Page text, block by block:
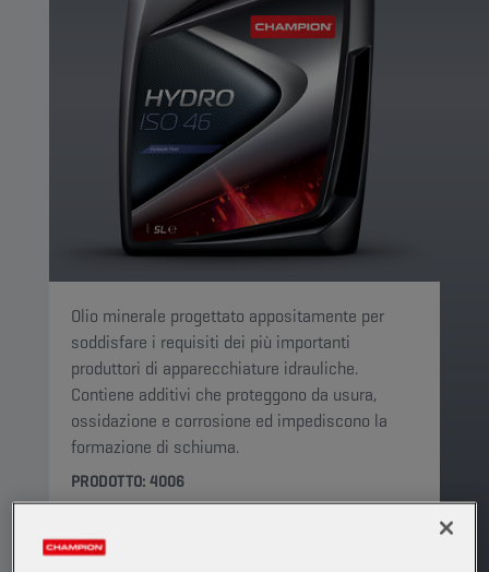
Olio minerale progettato appositamente per
soddisfare i requisiti dei più importanti
produttori di apparecchiature idrauliche.
Contiene additivi che proteggono da usura,
ossidazione e corrosione ed impediscono la
formazione di schiuma.
PRODOTTO: 4006